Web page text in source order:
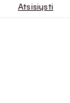
Atsisiųsti